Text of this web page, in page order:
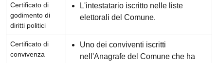
Certificato di
godimento di
diritti politici
L'intestatario iscritto nelle liste
elettorali del Comune.
Certificato di
convivenza
Uno dei conviventi iscritti
nell'Anagrafe del Comune che ha